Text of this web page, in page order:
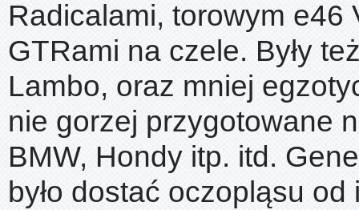
Radicalami, torowym e46
GTRami na czele. Były
Lambo, oraz mniej
nie gorzej przygotowane
BMW, Hondy itp. itd.
było dostać oczopląsu od